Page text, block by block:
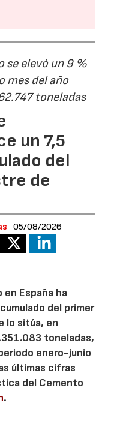
se elevó un 9 %
mes del año
toneladas
un 7,5
del
de
05/08/2026
España ha
del primer
lo sitúa, en
toneladas,
enero-junio
últimas cifras
del Cemento
.